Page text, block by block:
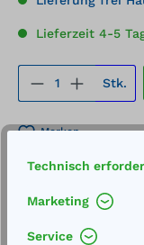
Lieferzeit 4-5
ProduktStk.
Merken
Artikel-Nummer:
Service
Lieferung frei
Technisch
Marketing
Service